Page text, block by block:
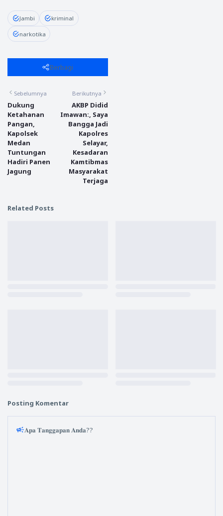
Jambi kriminal
narkotika
Berbagi
Sebelumnya
Dukung
Ketahanan
Pangan,
Kapolsek
Medan
Tuntungan
Hadiri Panen
Jagung
Berikutnya
AKBP Didid
Imawan:, Saya
Bangga Jadi
Kapolres
Selayar,
Kesadaran
Kamtibmas
Masyarakat
Terjaga
Related Posts
Posting Komentar
𝐀𝐩𝐚 𝐓𝐚𝐧𝐠𝐠𝐚𝐩𝐚𝐧 𝐀𝐧𝐝𝐚??